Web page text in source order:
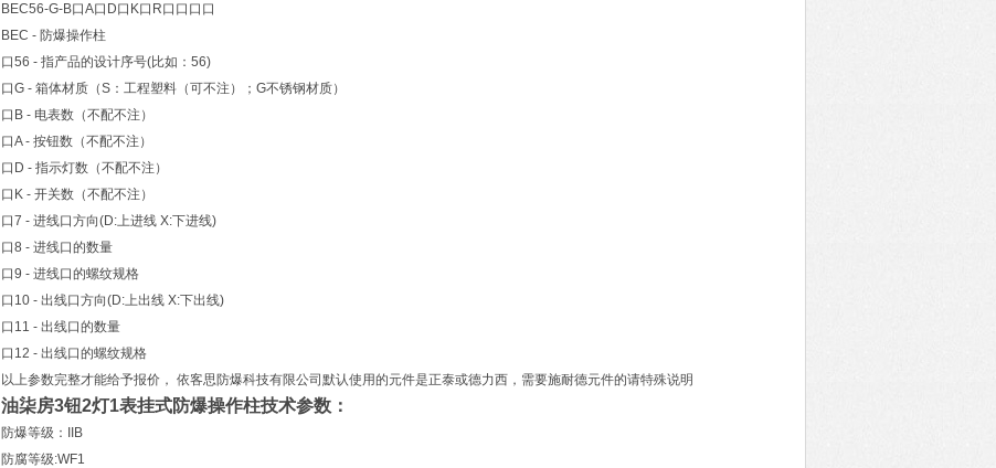
BEC56-G-B口A口D口K口R口口口口
BEC - 防爆操作柱
口56 - 指产品的设计序号(比如：56)
口G - 箱体材质（S：工程塑料（可不注）；G不锈钢材质）
口B - 电表数（不配不注）
口A - 按钮数（不配不注）
口D - 指示灯数（不配不注）
口K - 开关数（不配不注）
口7 - 进线口方向(D:上进线 X:下进线)
口8 - 进线口的数量
口9 - 进线口的螺纹规格
口10 - 出线口方向(D:上出线 X:下出线)
口11 - 出线口的数量
口12 - 出线口的螺纹规格
以上参数完整才能给予报价， 依客思防爆科技有限公司默认使用的元件是正泰或德力西，需要施耐德元件的请特殊说明
油柒房3钮2灯1表挂式防爆操作柱技术参数：
防爆等级：IIB
防腐等级:WF1